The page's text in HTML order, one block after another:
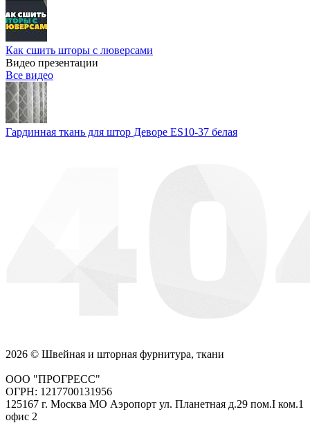
Как сшить шторы с люверсами
Видео презентации
Все видео
Гардинная ткань для штор Деворе ES10-37 белая
2026 © Швейная и шторная фурнитура, ткани
ООО "ПРОГРЕСС"
ОГРН: 1217700131956
125167 г. Москва МО Аэропорт ул. Планетная д.29 пом.I ком.1
офис 2